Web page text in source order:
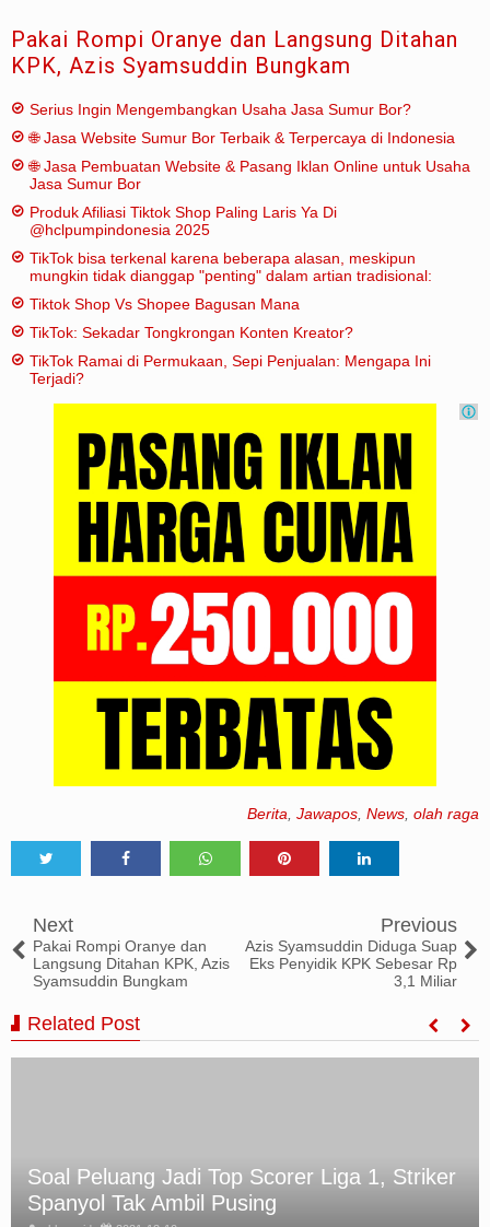
Pakai Rompi Oranye dan Langsung Ditahan
KPK, Azis Syamsuddin Bungkam
Serius Ingin Mengembangkan Usaha Jasa Sumur Bor?
🌐 Jasa Website Sumur Bor Terbaik & Terpercaya di Indonesia
🌐 Jasa Pembuatan Website & Pasang Iklan Online untuk Usaha
Jasa Sumur Bor
Produk Afiliasi Tiktok Shop Paling Laris Ya Di
@hclpumpindonesia 2025
TikTok bisa terkenal karena beberapa alasan, meskipun
mungkin tidak dianggap "penting" dalam artian tradisional:
Tiktok Shop Vs Shopee Bagusan Mana
TikTok: Sekadar Tongkrongan Konten Kreator?
TikTok Ramai di Permukaan, Sepi Penjualan: Mengapa Ini
Terjadi?
Berita Jawapos News olah raga
Next
Pakai Rompi Oranye dan
Langsung Ditahan KPK, Azis
Syamsuddin Bungkam
Previous
Azis Syamsuddin Diduga Suap
Eks Penyidik KPK Sebesar Rp
3,1 Miliar
Related Post
Beroperasi Sejak 2016, Penambang Batu
Bara Ilegal Ditangkap